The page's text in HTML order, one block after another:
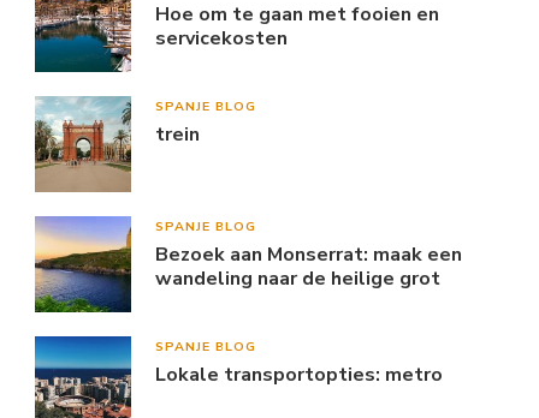
Hoe om te gaan met fooien en
servicekosten
SPANJE BLOG
trein
SPANJE BLOG
Bezoek aan Monserrat: maak een
wandeling naar de heilige grot
SPANJE BLOG
Lokale transportopties: metro